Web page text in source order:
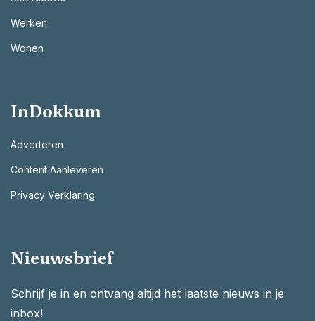
Werken
Wonen
InDokkum
Adverteren
Content Aanleveren
Privacy Verklaring
Nieuwsbrief
Schrijf je in en ontvang altijd het laatste nieuws in je
inbox!